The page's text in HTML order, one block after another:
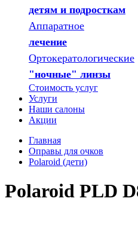
детям и подросткам
Аппаратное
лечение
Ортокератологические
"ночные" линзы
Стоимость услуг
Услуги
Наши салоны
Акции
Главная
Оправы для очков
Polaroid (дети)
Polaroid PLD